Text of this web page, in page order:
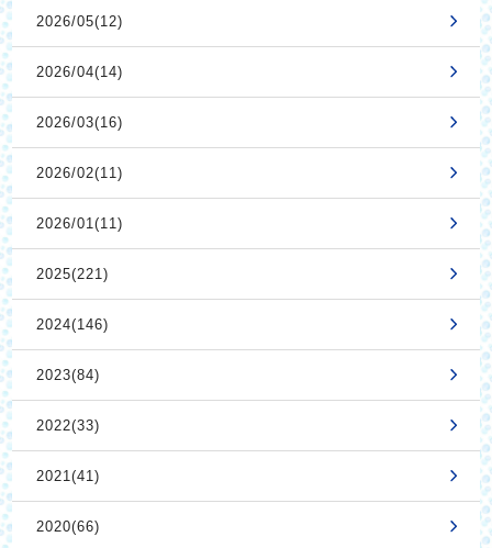
2026/05(12)
2026/04(14)
2026/03(16)
2026/02(11)
2026/01(11)
2025(221)
2024(146)
2023(84)
2022(33)
2021(41)
2020(66)